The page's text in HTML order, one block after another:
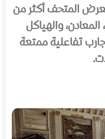
المتحف أكثر من
والهياكل
تفاعلية ممتعة